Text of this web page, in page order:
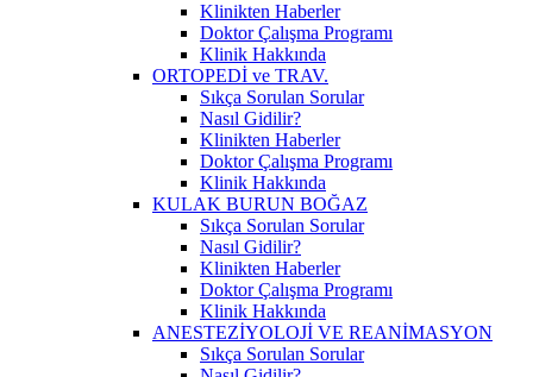
Klinikten Haberler
Doktor Çalışma Programı
Klinik Hakkında
ORTOPEDİ ve TRAV.
Sıkça Sorulan Sorular
Nasıl Gidilir?
Klinikten Haberler
Doktor Çalışma Programı
Klinik Hakkında
KULAK BURUN BOĞAZ
Sıkça Sorulan Sorular
Nasıl Gidilir?
Klinikten Haberler
Doktor Çalışma Programı
Klinik Hakkında
ANESTEZİYOLOJİ VE REANİMASYON
Sıkça Sorulan Sorular